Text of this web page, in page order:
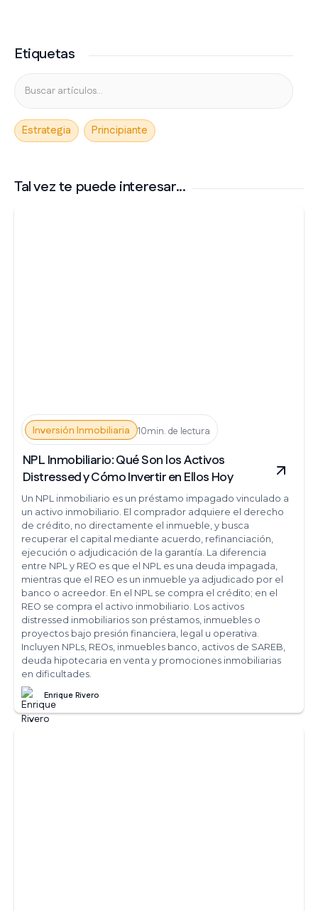
Etiquetas
Estrategia Principiante
Tal vez te puede interesar...
Inversión Inmobiliaria 10min. de lectura
NPL Inmobiliario: Qué Son los Activos
Distressed y Cómo Invertir en Ellos Hoy
Un NPL inmobiliario es un préstamo impagado vinculado a
un activo inmobiliario. El comprador adquiere el derecho
de crédito, no directamente el inmueble, y busca
recuperar el capital mediante acuerdo, refinanciación,
ejecución o adjudicación de la garantía. La diferencia
entre NPL y REO es que el NPL es una deuda impagada,
mientras que el REO es un inmueble ya adjudicado por el
banco o acreedor. En el NPL se compra el crédito; en el
REO se compra el activo inmobiliario. Los activos
distressed inmobiliarios son préstamos, inmuebles o
proyectos bajo presión financiera, legal u operativa.
Incluyen NPLs, REOs, inmuebles banco, activos de SAREB,
deuda hipotecaria en venta y promociones inmobiliarias
en dificultades.
Enrique Rivero